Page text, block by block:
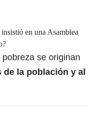
en una Asamblea
se originan
de la población y al